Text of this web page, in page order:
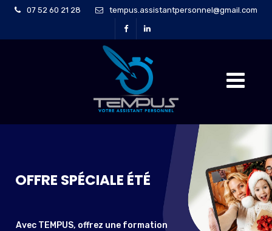
07 52 60 21 28 tempus.assistantpersonnel@gmail.com
Avec TEMPUS, offrez une formation
OFFRE SPÉCIALE ÉTÉ
GAGNEZ DU TEMPS ET DE L'ÉNERGIE
AVEC UN ASSISTANT PERSONNEL